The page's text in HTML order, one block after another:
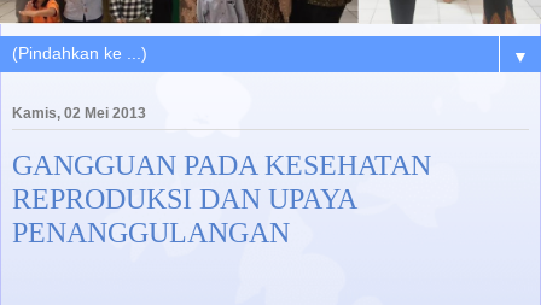
▼
Kamis, 02 Mei 2013
GANGGUAN PADA KESEHATAN
REPRODUKSI DAN UPAYA
PENANGGULANGAN